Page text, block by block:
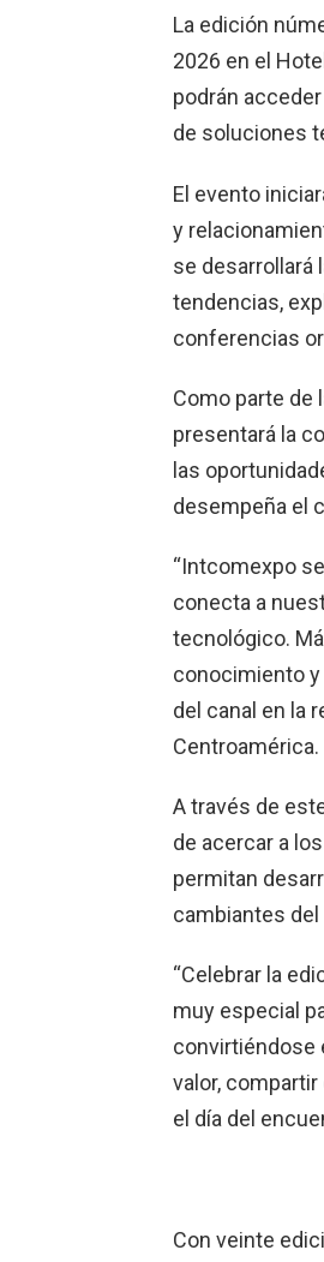
La edición
2026 en el
podrán
de soluciones
El evento
y
se desarrollará
tendencias,
conferencias
Como parte de
presentará la
las
desempeña el
“Intcomexpo
conecta a
tecnológico.
conocimiento
del canal en la
Centroamérica.
A través de
de acercar a
permitan
cambiantes del
“Celebrar la
muy especial
convirtiéndose
valor,
el día del
Con veinte